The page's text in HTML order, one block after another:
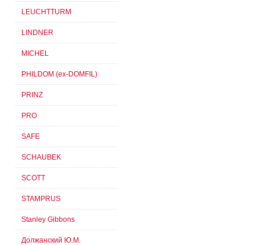
LEUCHTTURM
LINDNER
MICHEL
PHILDOM (ex-DOMFIL)
PRINZ
PRO
SAFE
SCHAUBEK
SCOTT
STAMPRUS
Stanley Gibbons
Должанский Ю.М.